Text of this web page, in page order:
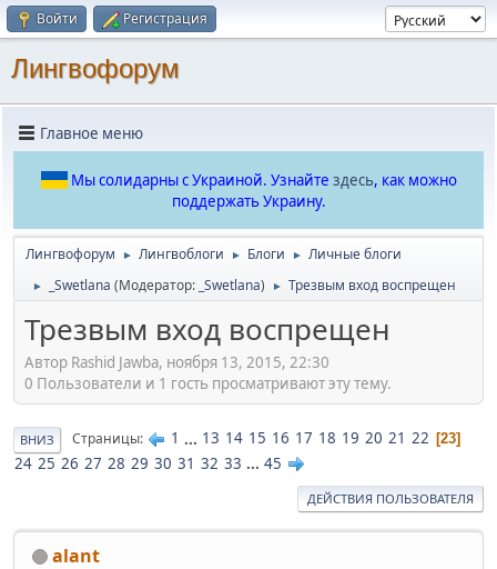
Войти Регистрация
Лингвофорум
Главное меню
Мы солидарны с Украиной. Узнайте здесь, как можно
поддержать Украину.
Лингвофорум ► Лингвоблоги ► Блоги ► Личные блоги
► _Swetlana (Модератор: _Swetlana) ► Трезвым вход воспрещен
Трезвым вход воспрещен
Автор Rashid Jawba, ноября 13, 2015, 22:30
0 Пользователи и 1 гость просматривают эту тему.
ВНИЗ Страницы 1 ... 13 14 15 16 17 18 19 20 21 22 23
24 25 26 27 28 29 30 31 32 33 ... 45
ДЕЙСТВИЯ ПОЛЬЗОВАТЕЛЯ
alant